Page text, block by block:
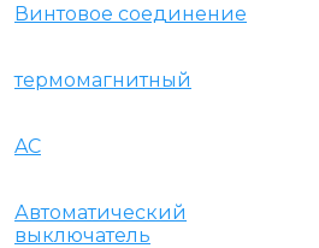
Винтовое соединение
термомагнитный
AC
Автоматический
выключатель